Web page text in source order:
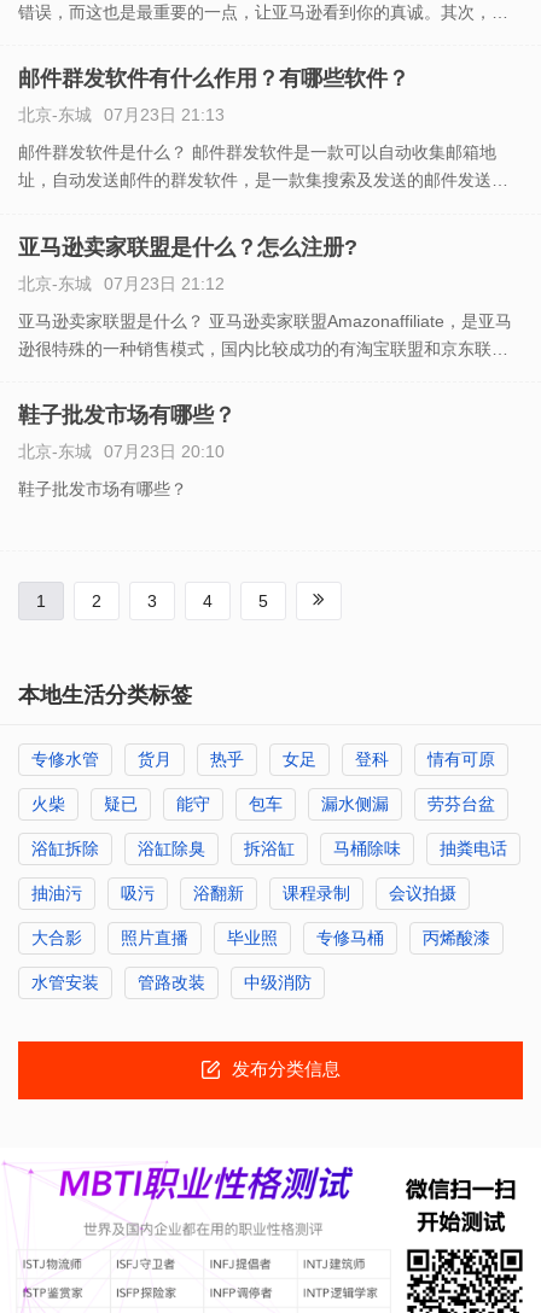
错误，而这也是最重要的一点，让亚马逊看到你的真诚。其次，归
例如，1、移除Listing，重新检查产品的具体情况。 把F
邮件群发软件有什么作用？有哪些软件？
北京-东城
07月23日 21:13
邮件群发软件是什么？ 邮件群发软件是一款可以自动收集邮箱地
址，自动发送邮件的群发软件，是一款集搜索及发送的邮件发送工
方式，2种方式适应不同使用人群及企业。群发邮件是指单个个人
亚马逊卖家联盟是什么？怎么注册?
北京-东城
07月23日 21:12
亚马逊卖家联盟是什么？ 亚马逊卖家联盟Amazonaffiliate，是亚马
逊很特殊的一种销售模式，国内比较成功的有淘宝联盟和京东联
采用CPS的方式，也就是按照销售额付费的方式来
鞋子批发市场有哪些？
北京-东城
07月23日 20:10
鞋子批发市场有哪些？
1 2 3 4 5
本地生活分类标签
专修水管 货月 热乎 女足 登科 情有可原
火柴 疑已 能守 包车 漏水侧漏 劳芬台盆
浴缸拆除 浴缸除臭 拆浴缸 马桶除味 抽粪电话
抽油污 吸污 浴翻新 课程录制 会议拍摄
大合影 照片直播 毕业照 专修马桶 丙烯酸漆
水管安装 管路改装 中级消防
发布分类信息